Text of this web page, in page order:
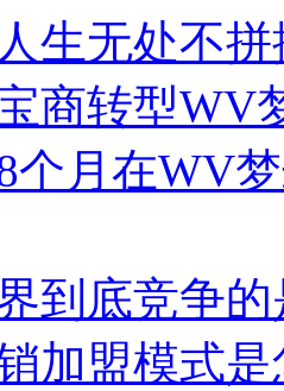
生无处不拼
商转型WV
个月在WV
到底竞争
加盟模式